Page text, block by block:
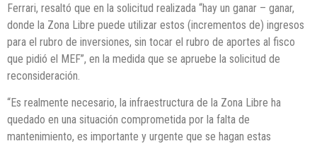
Ferrari, resaltó que en la solicitud realizada “hay un ganar – ganar,
donde la Zona Libre puede utilizar estos (incrementos de) ingresos
para el rubro de inversiones, sin tocar el rubro de aportes al fisco
que pidió el MEF”, en la medida que se apruebe la solicitud de
reconsideración.
“Es realmente necesario, la infraestructura de la Zona Libre ha
quedado en una situación comprometida por la falta de
mantenimiento, es importante y urgente que se hagan estas